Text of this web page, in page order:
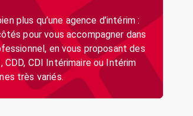
plus qu’une agence d’intérim :
pour vous accompagner dans
en vous proposant des
CDD, CDI Intérimaire ou Intérim
très variés.